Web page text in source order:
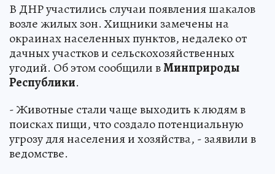
В ДНР участились случаи появления шакалов
возле жилых зон. Хищники замечены на
окраинах населенных пунктов, недалеко от
дачных участков и сельскохозяйственных
угодий. Об этом сообщили вМинприроды
Республики.
- Животные стали чаще выходить к людям в
поисках пищи, что создало потенциальную
угрозу для населения и хозяйства, - заявили в
ведомстве.